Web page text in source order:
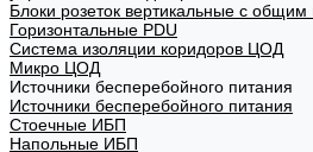
Блоки розеток вертикальные с
Горизонтальные PDU
Система изоляции коридоров ЦОД
Микро ЦОД
Источники бесперебойного питания
Источники бесперебойного питания
Стоечные ИБП
Напольные ИБП